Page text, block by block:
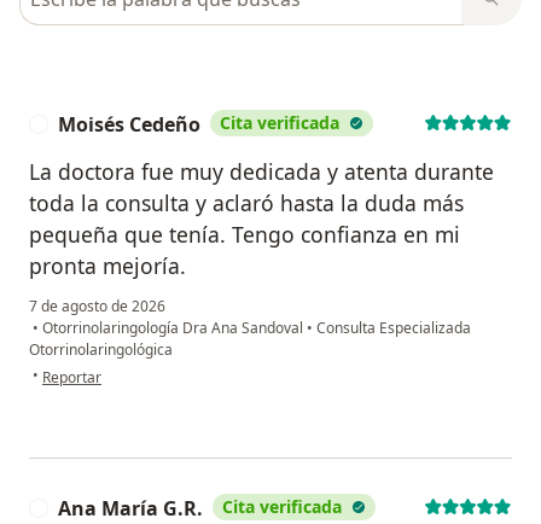
Moisés Cedeño Cita verificada
La doctora fue muy dedicada y atenta durante
toda la consulta y aclaró hasta la duda más
pequeña que tenía. Tengo confianza en mi
pronta mejoría.
7 de agosto de 2026
• Otorrinolaringología Dra Ana Sandoval • Consulta Especializada
Otorrinolaringológica
• en opinión del usuario Moisés Cedeño
Reportar
Ana María G.R. Cita verificada